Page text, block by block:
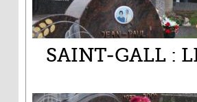
SAINT-GALL :